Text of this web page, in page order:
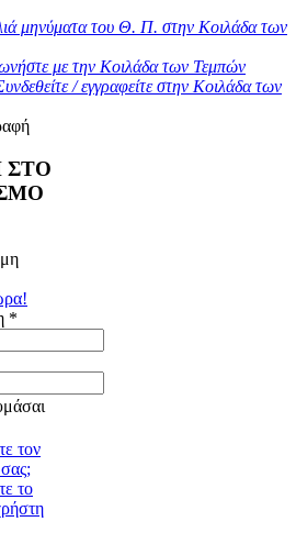
μηνύματα του Θ. Π. στην Κοιλάδα των
με την Κοιλάδα των Τεμπών
/ εγγραφείτε στην Κοιλάδα των
ΣΤΟ
*
τον
το